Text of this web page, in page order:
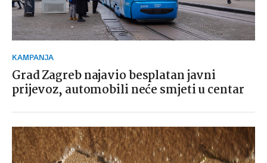
KAMPANJA
Grad Zagreb najavio besplatan javni
prijevoz, automobili neće smjeti u centar